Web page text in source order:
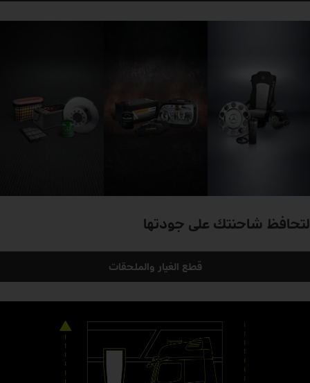
لتحافظ شاحنتك على جودتها
قطع الغيار والملحقات